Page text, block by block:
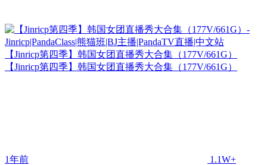
【Jinricp第四季】韩国女团直播秀大合集（177V/661G）
【Jinricp第四季】韩国女团直播秀大合集（177V/661G）
1年前 1.1W+